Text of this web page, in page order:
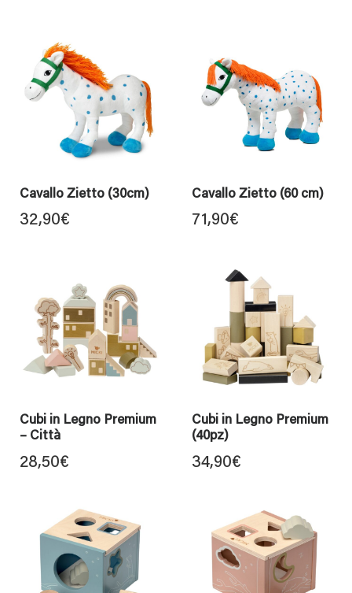
Cavallo Zietto (30cm)
32,90€
Cavallo Zietto (60 cm)
71,90€
Cubi in Legno Premium
– Città
28,50€
Cubi in Legno Premium
(40pz)
34,90€